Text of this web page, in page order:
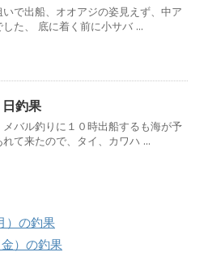
いで出船、オオアジの姿見えず、中ア
した、 底に着く前に小サバ ...
日釣果
バル釣りに１０時出船するも海が予
て来たので、タイ、カワハ ...
）の釣果
）の釣果